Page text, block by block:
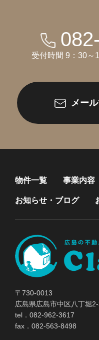
受付時間 9：30～
メー
物件一覧 事業内容
お知らせ・ブログ
〒730-0013
広島県広島市中区八丁堀
tel．082-962-3617
fax．082-563-8498